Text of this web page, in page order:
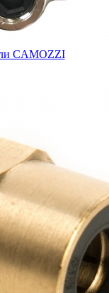
CAMOZZI